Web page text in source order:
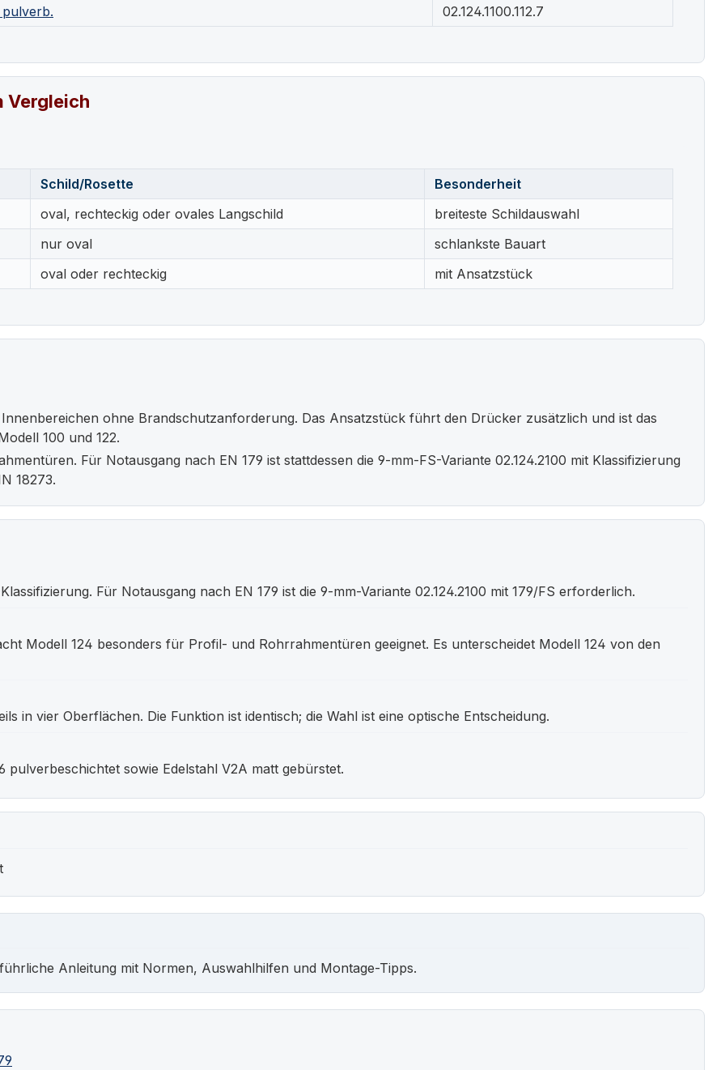
pulverb.
02.124.1100.112.7
Vergleich
Schild/Rosette
Besonderheit
oval, rechteckig oder ovales Langschild
breiteste Schildauswahl
nur oval
schlankste Bauart
oval oder rechteckig mit Ansatzstück
ohne Brandschutzanforderung. Das Ansatzstück führt den Drücker zusätzlich und ist das
100 und 122.
Für Notausgang nach EN 179 ist stattdessen die 9-mm-FS-Variante 02.124.2100 mit Klassifizierung
18273.
Für Notausgang nach EN 179 ist die 9-mm-Variante 02.124.2100 mit 179/FS erforderlich.
Modell 124 besonders für Profil- und Rohrrahmentüren geeignet. Es unterscheidet Modell 124 von den
in vier Oberflächen. Die Funktion ist identisch; die Wahl ist eine optische Entscheidung.
sowie Edelstahl V2A matt gebürstet.
Anleitung mit Normen, Auswahlhilfen und Montage-Tipps.